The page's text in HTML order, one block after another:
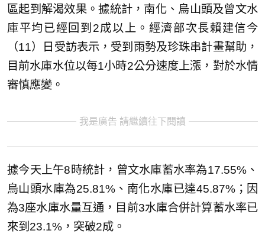
區起到解渴效果。據統計，南化、烏山頭及曾文水
庫平均已經回到2成以上。經濟部次長賴建信今
（11）日受訪表示，受到雨勢及珍珠串計畫幫助，
目前水庫水位以每1小時2公分速度上漲，對於水情
審慎應變。
我是廣告 請繼續往下閱讀
據今天上午8時統計，曾文水庫蓄水率為17.55%、
烏山頭水庫為25.81%、南化水庫已達45.87%；因
為3座水庫水量互通，目前3水庫合併計算蓄水率已
來到23.1%，突破2成。